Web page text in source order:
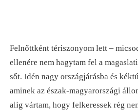
Felnőttként tériszonyom lett –
ellenére nem hagytam fel a
sőt. Idén nagy országjárásba és
aminek az észak-magyarországi
alig vártam, hogy felkeressek rég